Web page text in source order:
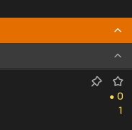
●
0
0
1
1